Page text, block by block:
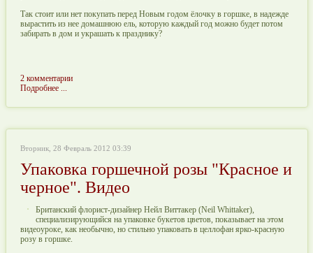
Так стоит или нет покупать перед Новым годом ёлочку в горшке, в надежде
вырастить из нее домашнюю ель, которую каждый год можно будет потом
забирать в дом и украшать к празднику?
2 комментарии
Подробнее ...
Вторник, 28 Февраль 2012 03:39
Упаковка горшечной розы "Красное и
черное". Видео
Британский флорист-дизайнер Нейл Виттакер (Neil Whittaker),
специализирующийся на упаковке букетов цветов, показывает на этом
видеоуроке, как необычно, но стильно упаковать в целлофан ярко-красную
розу в горшке.